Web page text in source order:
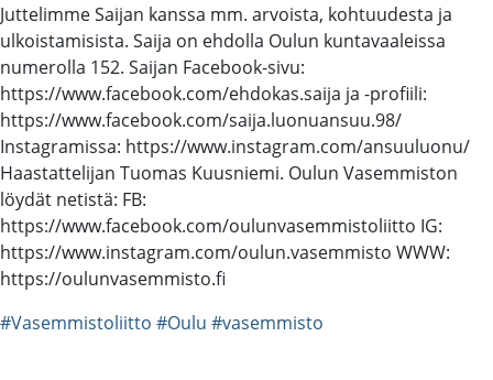
Juttelimme Saijan kanssa mm. arvoista, kohtuudesta ja
ulkoistamisista. Saija on ehdolla Oulun kuntavaaleissa
numerolla 152. Saijan Facebook-sivu:
https://www.facebook.com/ehdokas.saija ja -profiili:
https://www.facebook.com/saija.luonuansuu.98/
Instagramissa: https://www.instagram.com/ansuuluonu/
Haastattelijan Tuomas Kuusniemi. Oulun Vasemmiston
löydät netistä: FB:
https://www.facebook.com/oulunvasemmistoliitto IG:
https://www.instagram.com/oulun.vasemmisto WWW:
https://oulunvasemmisto.fi
#Vasemmistoliitto #Oulu #vasemmisto